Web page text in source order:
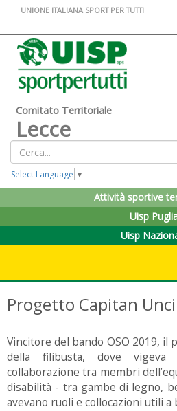
UNIONE ITALIANA SPORT PER TUTTI
Comitato Territoriale
Lecce
Select Language ▼
Attività sportive
Uisp
Uisp
Progetto Capitan
Vincitore del bando OSO 2019, il
della filibusta, dove
collaborazione tra membri
disabilità - tra gambe di legno,
avevano ruoli e collocazioni utili a